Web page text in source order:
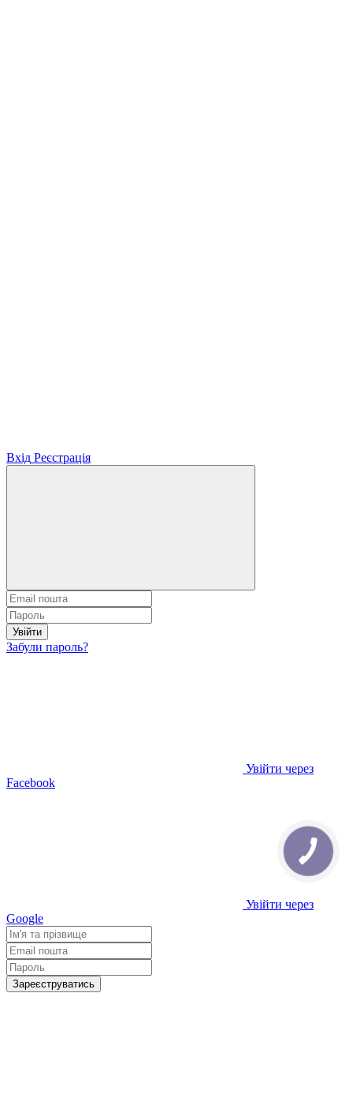
Вхід Реєстрація
Увійти
Забули пароль?
Увійти через
Facebook
Увійти через
Google
Зареєструватись